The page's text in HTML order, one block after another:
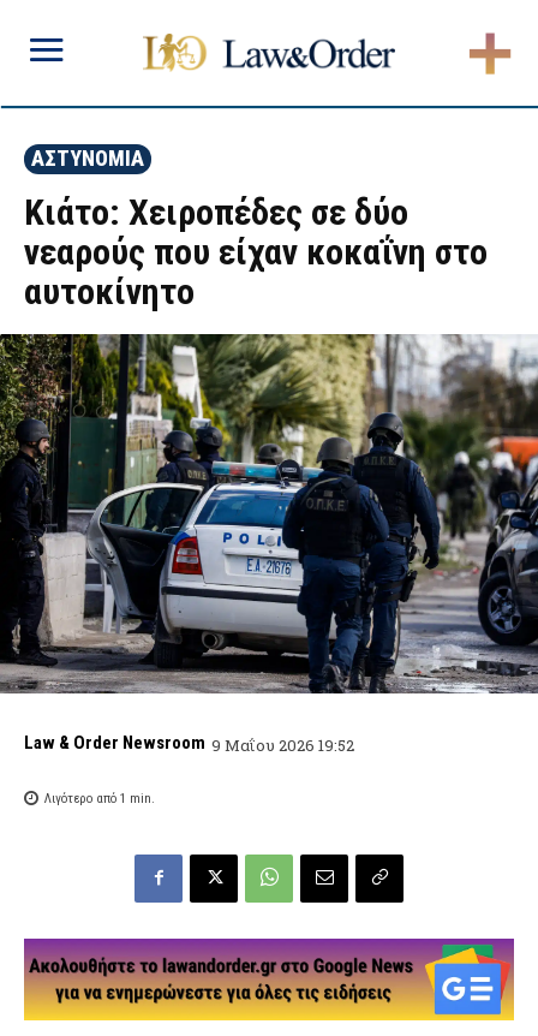
ΑΣΤΥΝΟΜΙΑ
Κιάτο: Χειροπέδες σε δύο
νεαρούς που είχαν κοκαΐνη στο
αυτοκίνητο
Law & Order Newsroom 9 Μαΐου 2026 19:52
Λιγότερο από 1 min.